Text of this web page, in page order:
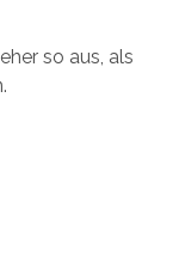
so aus, als